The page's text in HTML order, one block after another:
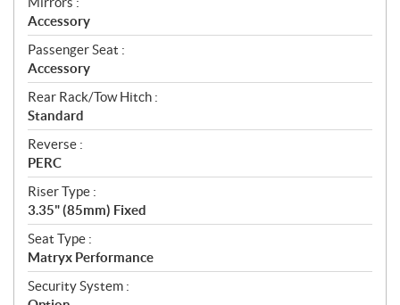
Accessory
Passenger Seat :
Accessory
Rear Rack/Tow Hitch :
Standard
Reverse :
PERC
Riser Type :
3.35" (85mm) Fixed
Seat Type :
Matryx Performance
Security System :